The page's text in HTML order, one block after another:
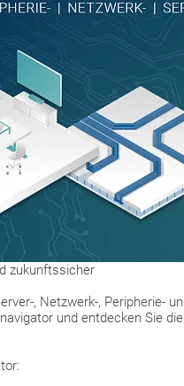
zukunftssicher
, Netzwerk-, Peripherie-
und entdecken Sie